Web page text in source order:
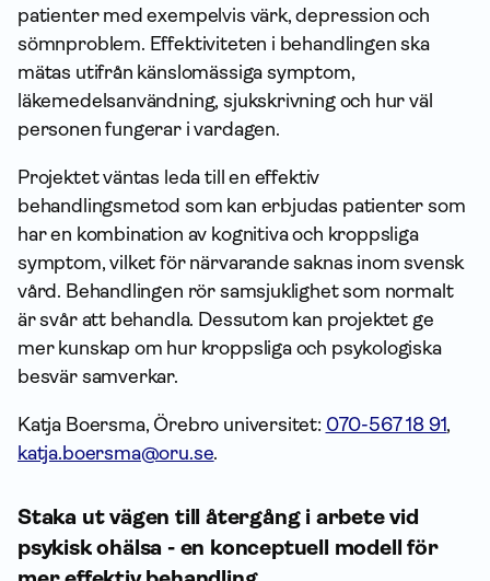
patienter med exempelvis värk, depression och
sömnproblem. Effektiviteten i behandlingen ska
mätas utifrån känslomässiga symptom,
läkemedelsanvändning, sjukskrivning och hur väl
personen fungerar i vardagen.
Projektet väntas leda till en effektiv
behandlingsmetod som kan erbjudas patienter som
har en kombination av kognitiva och kroppsliga
symptom, vilket för närvarande saknas inom svensk
vård. Behandlingen rör samsjuklighet som normalt
är svår att behandla. Dessutom kan projektet ge
mer kunskap om hur kroppsliga och psykologiska
besvär samverkar.
Katja Boersma, Örebro universitet: 070-567 18 91,
katja.boersma@oru.se.
Staka ut vägen till återgång i arbete vid
psykisk ohälsa - en konceptuell modell för